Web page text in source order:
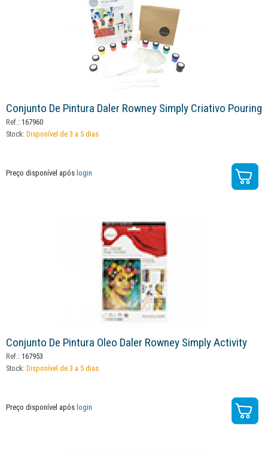
Conjunto De Pintura Daler Rowney Simply Criativo Pouring
Ref.: 167960
Stock: Disponível de 3 a 5 dias
Preço disponível após login
Conjunto De Pintura Oleo Daler Rowney Simply Activity
Ref.: 167953
Stock: Disponível de 3 a 5 dias
Preço disponível após login